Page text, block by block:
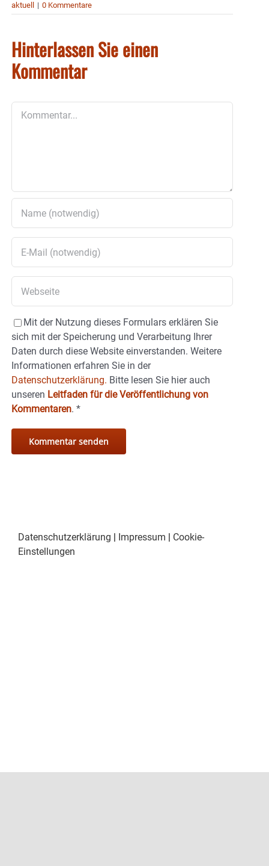
aktuell
| 0 Kommentare
Hinterlassen Sie einen
Kommentar
Mit der Nutzung dieses Formulars erklären Sie
sich mit der Speicherung und Verarbeitung Ihrer
Daten durch diese Website einverstanden. Weitere
Informationen erfahren Sie in der
Datenschutzerklärung. Bitte lesen Sie hier auch
unseren Leitfaden für die Veröffentlichung von
Kommentaren. *
Datenschutzerklärung Impressum
Cookie-
Einstellungen